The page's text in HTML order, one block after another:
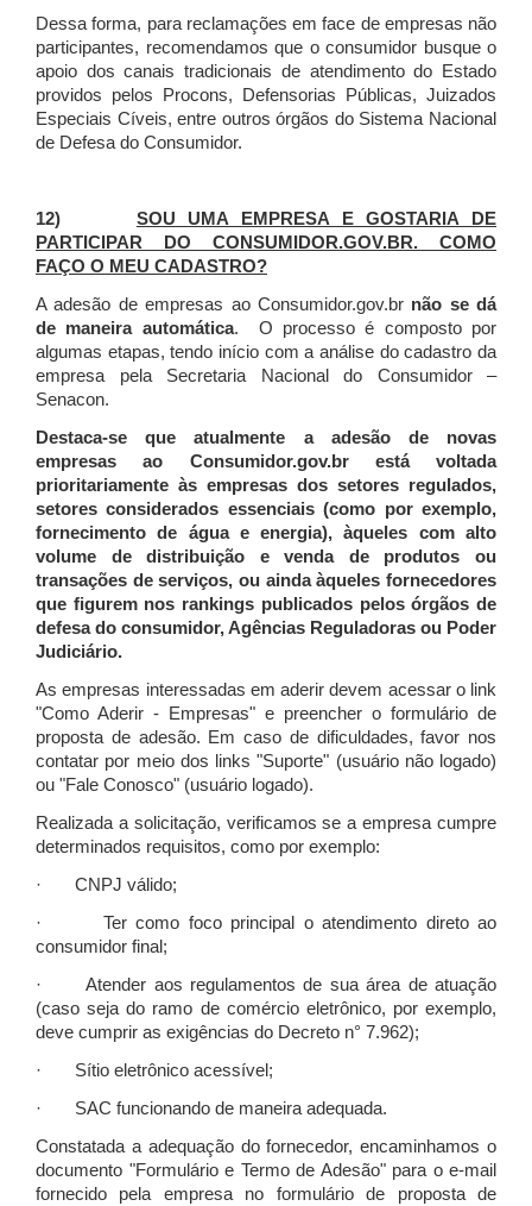
Dessa forma, para reclamações em face de empresas não
participantes, recomendamos que o consumidor busque o
apoio dos canais tradicionais de atendimento do Estado
providos pelos Procons, Defensorias Públicas, Juizados
Especiais Cíveis, entre outros órgãos do Sistema Nacional
de Defesa do Consumidor.
12) SOU UMA EMPRESA E GOSTARIA DE
PARTICIPAR DO CONSUMIDOR.GOV.BR. COMO
FAÇO O MEU CADASTRO?
A adesão de empresas ao Consumidor.gov.br não se dá
de maneira automática. O processo é composto por
algumas etapas, tendo início com a análise do cadastro da
empresa pela Secretaria Nacional do Consumidor –
Senacon.
Destaca-se que atualmente a adesão de novas
empresas ao Consumidor.gov.br está voltada
prioritariamente às empresas dos setores regulados,
setores considerados essenciais (como por exemplo,
fornecimento de água e energia), àqueles com alto
volume de distribuição e venda de produtos ou
transações de serviços, ou ainda àqueles fornecedores
que figurem nos rankings publicados pelos órgãos de
defesa do consumidor, Agências Reguladoras ou Poder
Judiciário.
As empresas interessadas em aderir devem acessar o link
"Como Aderir - Empresas" e preencher o formulário de
proposta de adesão. Em caso de dificuldades, favor nos
contatar por meio dos links "Suporte" (usuário não logado)
ou "Fale Conosco" (usuário logado).
Realizada a solicitação, verificamos se a empresa cumpre
determinados requisitos, como por exemplo:
· CNPJ válido;
· Ter como foco principal o atendimento direto ao
consumidor final;
· Atender aos regulamentos de sua área de atuação
(caso seja do ramo de comércio eletrônico, por exemplo,
deve cumprir as exigências do Decreto n° 7.962);
· Sítio eletrônico acessível;
· SAC funcionando de maneira adequada.
Constatada a adequação do fornecedor, encaminhamos o
documento "Formulário e Termo de Adesão" para o e-mail
fornecido pela empresa no formulário de proposta de